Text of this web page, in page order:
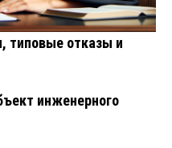
типовые отказы и
инженерного